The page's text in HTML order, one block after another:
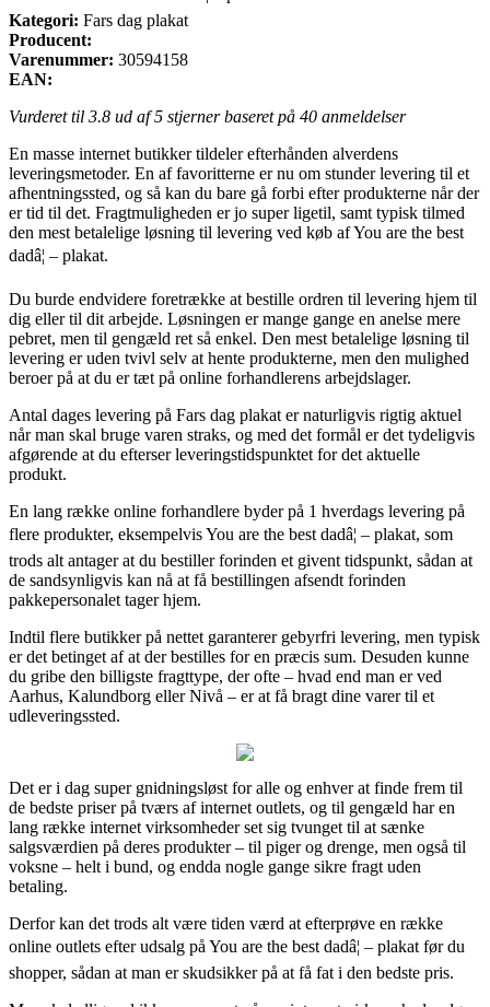
Kategori: Fars dag plakat
Producent:
Varenummer: 30594158
EAN:
Vurderet til 3.8 ud af 5 stjerner baseret på 40 anmeldelser
En masse internet butikker tildeler efterhånden alverdens
leveringsmetoder. En af favoritterne er nu om stunder levering til et
afhentningssted, og så kan du bare gå forbi efter produkterne når der
er tid til det. Fragtmuligheden er jo super ligetil, samt typisk tilmed
den mest betalelige løsning til levering ved køb af You are the best
dadâ¦ – plakat.
Du burde endvidere foretrække at bestille ordren til levering hjem til
dig eller til dit arbejde. Løsningen er mange gange en anelse mere
pebret, men til gengæld ret så enkel. Den mest betalelige løsning til
levering er uden tvivl selv at hente produkterne, men den mulighed
beroer på at du er tæt på online forhandlerens arbejdslager.
Antal dages levering på Fars dag plakat er naturligvis rigtig aktuel
når man skal bruge varen straks, og med det formål er det tydeligvis
afgørende at du efterser leveringstidspunktet for det aktuelle
produkt.
En lang række online forhandlere byder på 1 hverdags levering på
flere produkter, eksempelvis You are the best dadâ¦ – plakat, som
trods alt antager at du bestiller forinden et givent tidspunkt, sådan at
de sandsynligvis kan nå at få bestillingen afsendt forinden
pakkepersonalet tager hjem.
Indtil flere butikker på nettet garanterer gebyrfri levering, men typisk
er det betinget af at der bestilles for en præcis sum. Desuden kunne
du gribe den billigste fragttype, der ofte – hvad end man er ved
Aarhus, Kalundborg eller Nivå – er at få bragt dine varer til et
udleveringssted.
Det er i dag super gnidningsløst for alle og enhver at finde frem til
de bedste priser på tværs af internet outlets, og til gengæld har en
lang række internet virksomheder set sig tvunget til at sænke
salgsværdien på deres produkter – til piger og drenge, men også til
voksne – helt i bund, og endda nogle gange sikre fragt uden
betaling.
Derfor kan det trods alt være tiden værd at efterprøve en række
online outlets efter udsalg på You are the best dadâ¦ – plakat før du
shopper, sådan at man er skudsikker på at få fat i den bedste pris.